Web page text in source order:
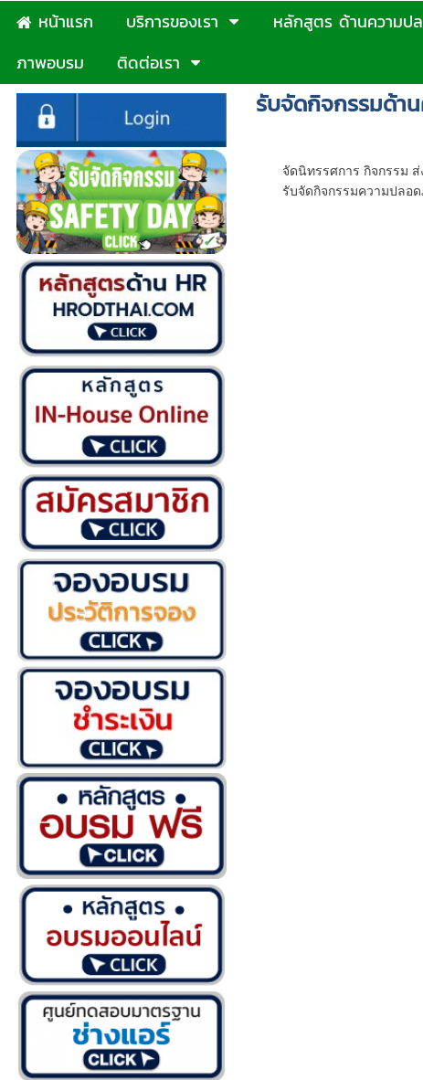
หน้าแรก บริการของเรา หลักสูตร ด้านความป
ภาพอบรม
ติดต่อเรา
รับจัดกิจกรรมด้า
จัดนิทรรศการ กิจกรรม
รับจัดกิจกรรมความปลอด